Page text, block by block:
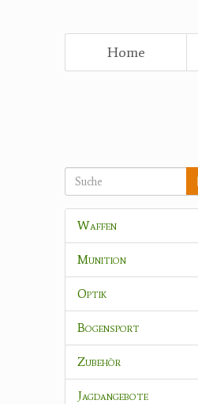
Home
Waffen
Munition
Optik
Bogensport
Zubehör
Jagdangebote